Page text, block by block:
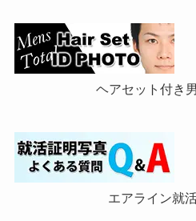
ヘアセット付き
エアライン就